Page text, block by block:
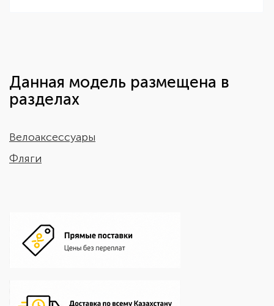
Данная модель размещена в
разделах
Велоаксессуары
Фляги